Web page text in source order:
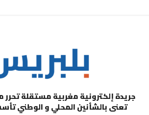
جريدة إلكترونية مغربية مستقلة تحرر
تعنى بالشأنين المحلي و الوطني